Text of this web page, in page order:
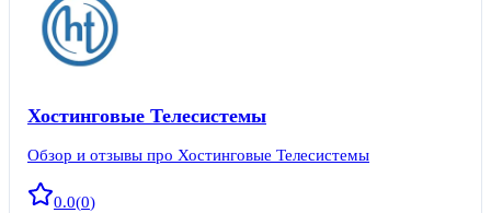
Хостинговые Телесистемы
Обзор и отзывы про Хостинговые Телесистемы
0.0(0)